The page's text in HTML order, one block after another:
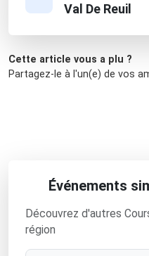
Val De Reuil
Cette article vous a plu ?
Partagez-le à l'un(e) de vos
Événements
Découvrez d'autres
région